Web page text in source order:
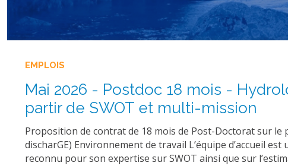
EMPLOIS
Mai 2026 - Postdoc 18 mois -
partir de SWOT et multi-mission
Proposition de contrat de 18 mois de Post-Doctorat sur le
discharGE) Environnement de travail L’équipe d’accueil
reconnu pour son expertise sur SWOT ainsi que sur